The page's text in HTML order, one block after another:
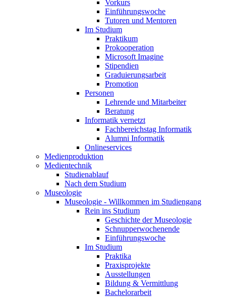
Vorkurs
Einführungswoche
Tutoren und Mentoren
Im Studium
Praktikum
Prokooperation
Microsoft Imagine
Stipendien
Graduierungsarbeit
Promotion
Personen
Lehrende und Mitarbeiter
Beratung
Informatik vernetzt
Fachbereichstag Informatik
Alumni Informatik
Onlineservices
Medienproduktion
Medientechnik
Studienablauf
Nach dem Studium
Museologie
Museologie - Willkommen im Studiengang
Rein ins Studium
Geschichte der Museologie
Schnupperwochenende
Einführungswoche
Im Studium
Praktika
Praxisprojekte
Ausstellungen
Bildung & Vermittlung
Bachelorarbeit